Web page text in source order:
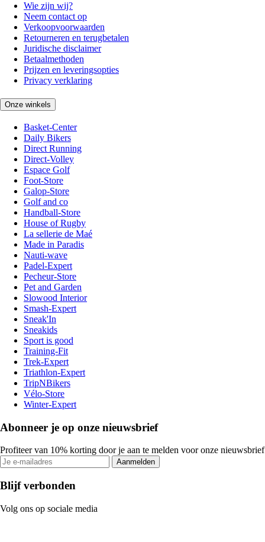
Wie zijn wij?
Neem contact op
Verkoopvoorwaarden
Retourneren en terugbetalen
Juridische disclaimer
Betaalmethoden
Prijzen en leveringsopties
Privacy verklaring
Onze winkels
Basket-Center
Daily Bikers
Direct Running
Direct-Volley
Espace Golf
Foot-Store
Galop-Store
Golf and co
Handball-Store
House of Rugby
La sellerie de Maé
Made in Paradis
Nauti-wave
Padel-Expert
Pecheur-Store
Pet and Garden
Slowood Interior
Smash-Expert
Sneak'In
Sneakids
Sport is good
Training-Fit
Trek-Expert
Triathlon-Expert
TripNBikers
Vélo-Store
Winter-Expert
Abonneer je op onze nieuwsbrief
Profiteer van 10% korting door je aan te melden voor onze nieuwsbrief
Aanmelden
Blijf verbonden
Volg ons op sociale media